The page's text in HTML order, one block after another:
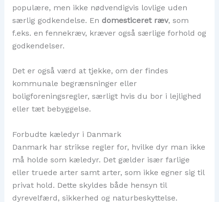
populære, men ikke nødvendigvis lovlige uden
særlig godkendelse. En domesticeret ræv, som
f.eks. en fennekræv, kræver også særlige forhold og
godkendelser.
Det er også værd at tjekke, om der findes
kommunale begrænsninger eller
boligforeningsregler, særligt hvis du bor i lejlighed
eller tæt bebyggelse.
Forbudte kæledyr i Danmark
Danmark har strikse regler for, hvilke dyr man ikke
må holde som kæledyr. Det gælder især farlige
eller truede arter samt arter, som ikke egner sig til
privat hold. Dette skyldes både hensyn til
dyrevelfærd, sikkerhed og naturbeskyttelse.